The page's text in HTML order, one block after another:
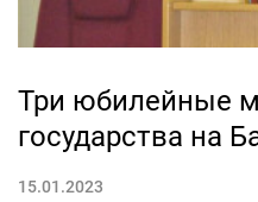
Три юбилейные
государства на
15.01.2023